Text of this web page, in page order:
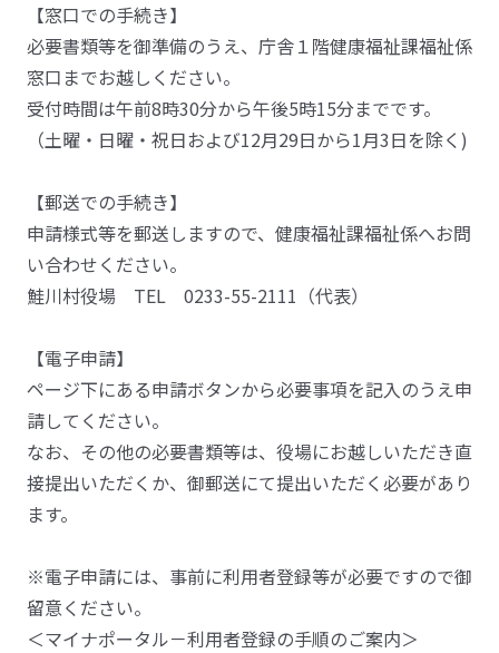
【窓口での手続き】
必要書類等を御準備のうえ、庁舎１階健康福祉課福祉係
窓口までお越しください。
受付時間は午前8時30分から午後5時15分までです。
（土曜・日曜・祝日および12月29日から1月3日を除く)
【郵送での手続き】
申請様式等を郵送しますので、健康福祉課福祉係へお問
い合わせください。
鮭川村役場 TEL 0233-55-2111（代表）
【電子申請】
ページ下にある申請ボタンから必要事項を記入のうえ申
請してください。
なお、その他の必要書類等は、役場にお越しいただき直
接提出いただくか、御郵送にて提出いただく必要があり
ます。
※電子申請には、事前に利用者登録等が必要ですので御
留意ください。
＜マイナポータル－利用者登録の手順のご案内＞